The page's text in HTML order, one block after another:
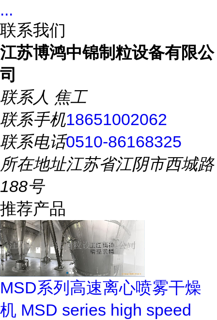
...
联系我们
江苏博鸿中锦制粒设备有限公
司
联系人 焦工
联系手机18651002062
联系电话0510-86168325
所在地址江苏省江阴市西城路
188号
推荐产品
MSD系列高速离心喷雾干燥
机 MSD series high speed